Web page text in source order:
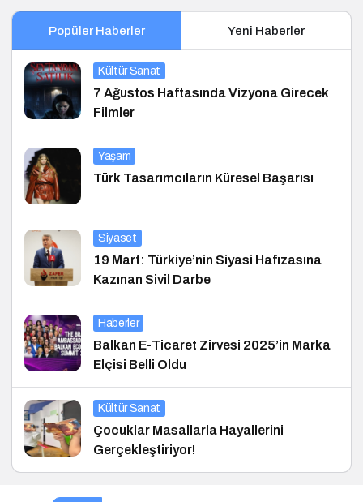
Popüler Haberler Yeni Haberler
Kültür Sanat
7 Ağustos Haftasında Vizyona Girecek
Filmler
Yaşam
Türk Tasarımcıların Küresel Başarısı
Siyaset
19 Mart: Türkiye’nin Siyasi Hafızasına
Kazınan Sivil Darbe
Haberler
Balkan E-Ticaret Zirvesi 2025’in Marka
Elçisi Belli Oldu
Kültür Sanat
Çocuklar Masallarla Hayallerini
Gerçekleştiriyor!